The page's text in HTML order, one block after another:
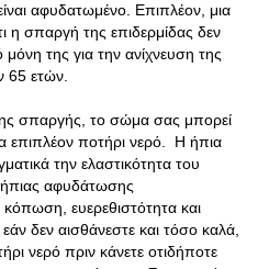
αφυδατωμένο. Επιπλέον, μια
η σπαργή της επιδερμίδας δεν
της για την ανίχνευση της
ετών.
σπαργής, το σώμα σας μπορεί
επιπλέον ποτήρι νερό. Η ήπια
την ελαστικότητα του
αφυδάτωσης
ευερεθιστότητα και
δεν αισθάνεστε και τόσο καλά,
νερό πριν κάνετε οτιδήποτε